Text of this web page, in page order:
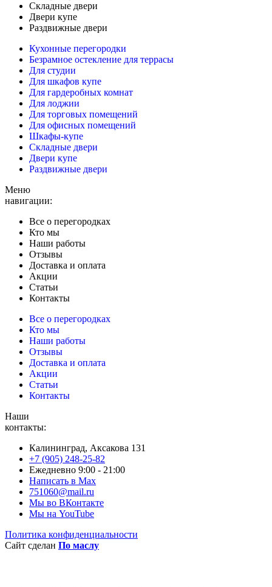
Складные двери
Двери купе
Раздвижные двери
Кухонные перегородки
Безрамное остекление для террасы
Для студии
Для шкафов купе
Для гардеробных комнат
Для лоджии
Для торговых помещений
Для офисных помещений
Шкафы-купе
Складные двери
Двери купе
Раздвижные двери
Меню
навигации:
Все о перегородках
Кто мы
Наши работы
Отзывы
Доставка и оплата
Акции
Статьи
Контакты
Все о перегородках
Кто мы
Наши работы
Отзывы
Доставка и оплата
Акции
Статьи
Контакты
Наши
контакты:
Калининград, Аксакова 131
+7 (905) 248-25-82
Ежедневно 9:00 - 21:00
Написать в Max
751060@mail.ru
Мы во ВКонтакте
Мы на YouTube
Политика конфиденциальности
Сайт сделан По маслу